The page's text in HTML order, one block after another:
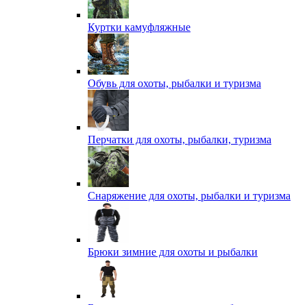
Куртки камуфляжные
Обувь для охоты, рыбалки и туризма
Перчатки для охоты, рыбалки, туризма
Снаряжение для охоты, рыбалки и туризма
Брюки зимние для охоты и рыбалки